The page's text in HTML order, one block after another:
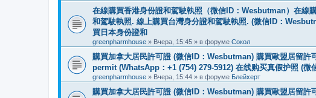
在線購買香港身份證和駕駛執照（微信ID：Wesbutman）在線
和駕駛執照. 線上購買台灣身分證和駕駛執照. (微信ID：
買日本身份證和
greenpharmhouse » Вчера, 15:45 » в форуме Сокол
購買加拿大居民許可證 (微信ID：Wesbutman) 購買歐盟居留
permit (WhatsApp：+1 (754) 279-5912) 在线购买真假护照 (微
greenpharmhouse » Вчера, 15:44 » в форуме Блейхерт
購買加拿大居民許可證 (微信ID：Wesbutman) 購買歐盟居留